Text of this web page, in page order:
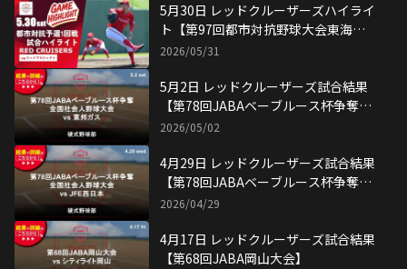
5月30日 レッドクルーザーズハイライ
ト【第97回都市対抗野球大会東海地
区予選 1回戦】
2026/05/31
5月2日 レッドクルーザーズ試合結果
【第78回JABAベーブルース杯争奪全
国社会人野球大会】
2026/05/02
4月29日 レッドクルーザーズ試合結果
【第78回JABAベーブルース杯争奪全
国社会人野球大会】
2026/04/29
4月17日 レッドクルーザーズ試合結果
【第68回JABA岡山大会】